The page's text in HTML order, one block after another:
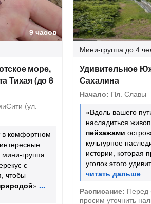
9 часов
море,
Тихая (до 8
(ул.
в комфортном
группа
с
чтобы
»
Мини-группа до 4
Удивительное
Сахалина
Начало: Пл. Славы
«Вдоль вашего
насладиться
пейзажами
культурное
истории, которая
уголок этого
Расписание: Перед
просим уточнить